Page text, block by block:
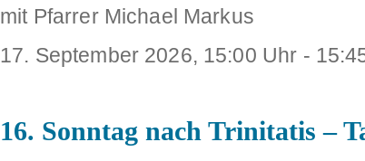
mit Pfarrer Michael Markus
17. September 2026, 15:00 Uhr -
16. Sonntag nach Trinitatis –